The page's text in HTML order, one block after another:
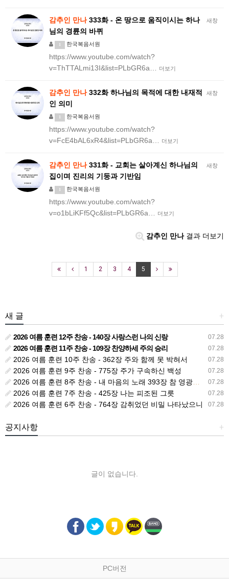
새창
감추인 만나333화 - 온 땅으로 움직이시는 하나
님의 경륜의 바퀴
한국복음서원
https://www.youtube.com/watch?
v=ThTTALmi13I&list=PLbGR6a…
더보기
새창
감추인 만나332화 하나님의 목적에 대한 내재적
인 의미
한국복음서원
https://www.youtube.com/watch?
v=FcE4bAL6xR4&list=PLbGR6a…
더보기
새창
감추인 만나331화 - 교회는 살아계신 하나님의
집이며 진리의 기둥과 기반임
한국복음서원
https://www.youtube.com/watch?
v=o1bLiKFf5Qc&list=PLbGR6a…
더보기
감추인 만나결과 더보기
1 2 3 4 5
+
새 글
07.28
2026 여름 훈련 12주 찬송 - 140장 사랑스런 나의 신랑
07.28
2026 여름 훈련 11주 찬송 - 109장 찬양하세 주의 승리
07.28
2026 여름 훈련 10주 찬송 - 362장 주와 함께 못 박혀서
07.28
2026 여름 훈련 9주 찬송 - 775장 주가 구속하신 백성
07.28
2026 여름 훈련 8주 찬송 - 내 마음의 노래 393장 참 영광스런 우리 왕
07.28
2026 여름 훈련 7주 찬송 - 425장 나는 피조된 그릇
07.28
2026 여름 훈련 6주 찬송 - 764장 감취었던 비밀 나타났으니
+
공지사항
글이 없습니다.
PC버전